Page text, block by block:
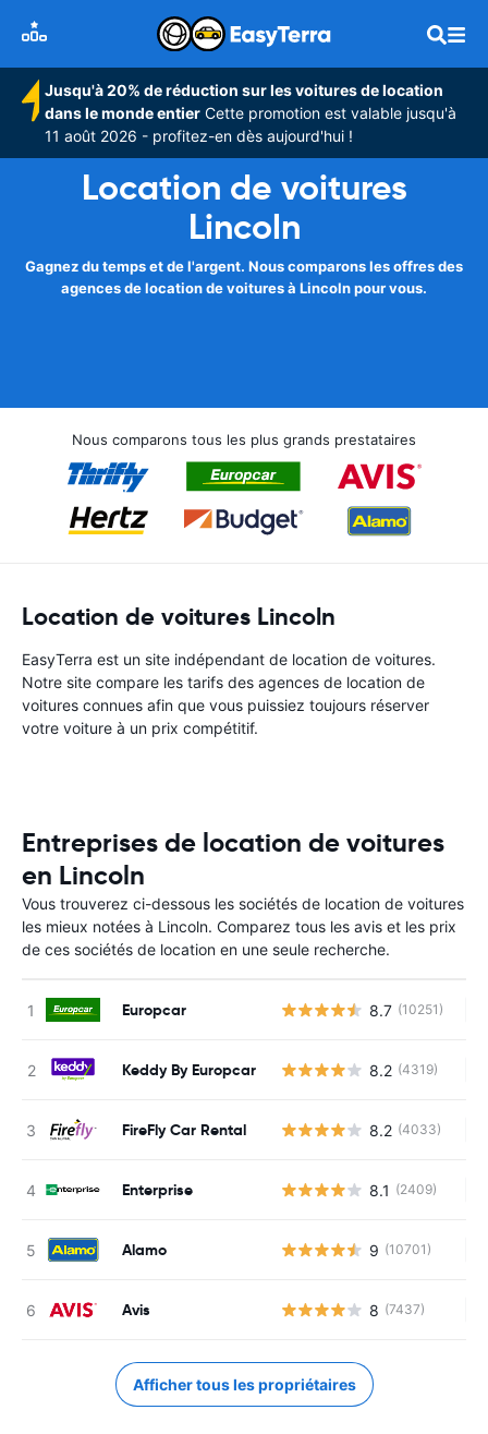
Jusqu'à 20% de réduction sur les voitures de location
dans le monde entier Cette promotion est valable jusqu'à
11 août 2026 - profitez-en dès aujourd'hui !
Location de voitures
Lincoln
Gagnez du temps et de l'argent. Nous comparons les offres des
agences de location de voitures à Lincoln pour vous.
Nous comparons tous les plus grands prestataires
Location de voitures Lincoln
EasyTerra est un site indépendant de location de voitures.
Notre site compare les tarifs des agences de location de
voitures connues afin que vous puissiez toujours réserver
votre voiture à un prix compétitif.
Entreprises de location de voitures
en Lincoln
Vous trouverez ci-dessous les sociétés de location de voitures
les mieux notées à Lincoln. Comparez tous les avis et les prix
de ces sociétés de location en une seule recherche.
Europcar 8.7 (10251)
Keddy By Europcar 8.2 (4319)
FireFly Car Rental 8.2 (4033)
Enterprise 8.1 (2409)
Alamo 9 (10701)
Avis 8 (7437)
Afficher tous les propriétaires